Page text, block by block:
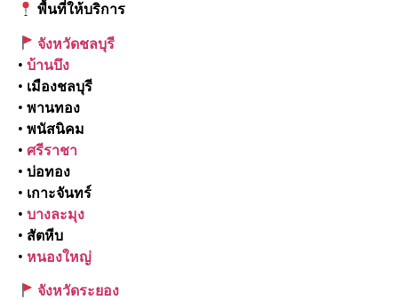
พื้นที่ให้บริการ
จังหวัดชลบุรี
• บ้านบึง
• เมืองชลบุรี
• พานทอง
• พนัสนิคม
• ศรีราชา
• บ่อทอง
• เกาะจันทร์
• บางละมุง
• สัตหีบ
• หนองใหญ่
จังหวัดระยอง